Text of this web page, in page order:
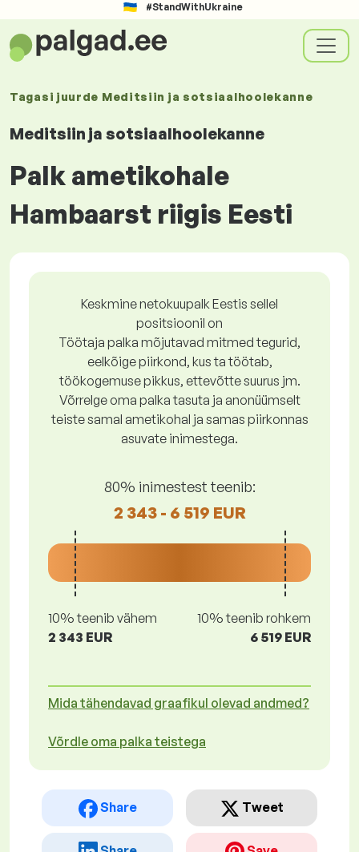
#StandWithUkraine
Tagasi juurde Meditsiin ja sotsiaalhoolekanne
Meditsiin ja sotsiaalhoolekanne
Palk ametikohale
Hambaarst riigis Eesti
Keskmine netokuupalk Eestis sellel
positsioonil on
Töötaja palka mõjutavad mitmed tegurid,
eelkõige piirkond, kus ta töötab,
töökogemuse pikkus, ettevõtte suurus jm.
Võrrelge oma palka tasuta ja anonüümselt
teiste samal ametikohal ja samas piirkonnas
asuvate inimestega.
80% inimestest teenib:
2 343 - 6 519 EUR
10% teenib vähem
2 343 EUR
10% teenib rohkem
6 519 EUR
Mida tähendavad graafikul olevad andmed?
Võrdle oma palka teistega
Share Tweet